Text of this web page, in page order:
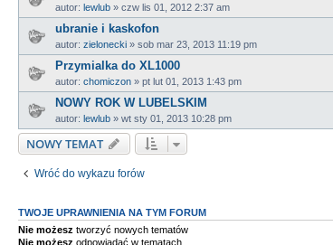
autor: lewlub » czw lis 01, 2012 2:37 am
ubranie i kaskofon
autor: zielonecki » sob mar 23, 2013 11:19 pm
Przymialka do XL1000
autor: chomiczon » pt lut 01, 2013 1:43 pm
NOWY ROK W LUBELSKIM
autor: lewlub » wt sty 01, 2013 10:28 pm
NOWY TEMAT
Wróć do wykazu forów
TWOJE UPRAWNIENIA NA TYM FORUM
Nie możesz tworzyć nowych tematów
Nie możesz odpowiadać w tematach